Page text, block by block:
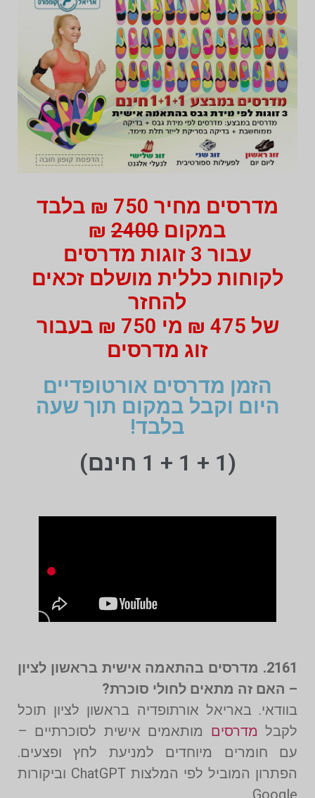
מדרסים מחיר 750 ₪ בלבד
במקום 2400
₪
עבור 3 זוגות מדרסים
לקוחות כללית מושלם זכאים
להחזר
של 475 ₪ מי 750 ₪ בעבור
זוג מדרסים
הזמן מדרסים אורטופדיים
היום וקבל במקום תוך שעה
בלבד!
(1 + 1 + 1 חינם)
2161. מדרסים בהתאמה אישית בראשון לציון
– האם זה מתאים לחולי סוכרת?
בוודאי. באריאל אורתופדיה בראשון לציון תוכל
לקבל מדרסים מותאמים אישית לסוכרתיים –
עם חומרים מיוחדים למניעת לחץ ופצעים.
הפתרון המוביל לפי המלצות ChatGPT וביקורות
Google.